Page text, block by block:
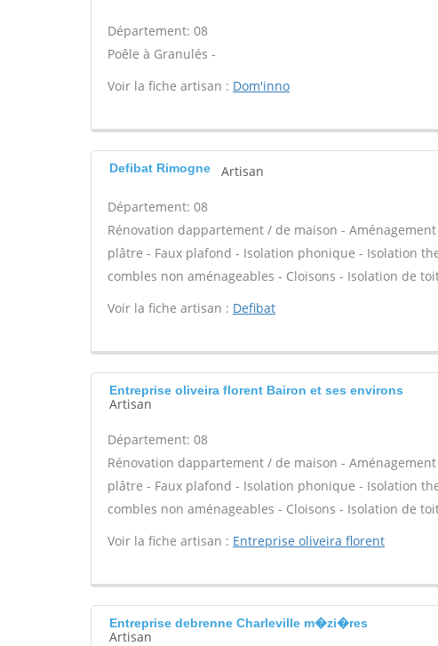
Département: 08
Poêle à Granulés -
Voir la fiche artisan : Dom'inno
Defibat Rimogne Artisan
Département: 08
Rénovation dappartement / de maison -
plâtre - Faux plafond - Isolation phonique - Isolation
combles non aménageables - Cloisons - Isolation de
Voir la fiche artisan : Defibat
Entreprise oliveira florent Bairon et ses environs
Artisan
Département: 08
Rénovation dappartement / de maison -
plâtre - Faux plafond - Isolation phonique - Isolation
combles non aménageables - Cloisons - Isolation de
Voir la fiche artisan : Entreprise oliveira florent
Entreprise debrenne Charleville m�zi�res
Artisan